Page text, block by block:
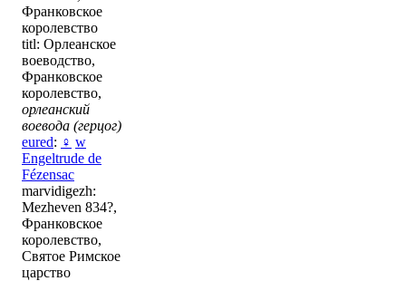
Франковское
королевство
titl: Орлеанское
воеводство,
Франковское
королевство,
орлеанский
воевода (герцог)
eured: ♀ w
Engeltrude de
Fézensac
marvidigezh:
Mezheven 834?,
Франковское
королевство,
Святое Римское
царство